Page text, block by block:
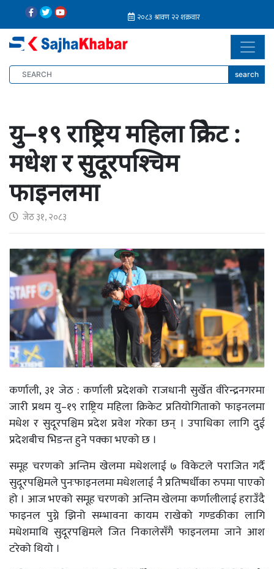
search
यु–१९ राष्ट्रिय महिला क्रिकेट :
मधेश र सुदूरपश्चिम
फाइनलमा
जेठ ३१, २०८३
कर्णाली, ३१ जेठ : कर्णाली प्रदेशको राजधानी सुर्खेत वीरेन्द्रनगरमा
जारी प्रथम यु–१९ राष्ट्रिय महिला क्रिकेट प्रतियोगिताको फाइनलमा
मधेश र सुदूरपश्चिम प्रदेश प्रवेश गरेका छन् । उपाधिका लागि दुई
प्रदेशबीच भिडन्त हुने पक्का भएको छ ।
समूह चरणको अन्तिम खेलमा मधेशलाई ७ विकेटले पराजित गर्दै
सुदूरपश्चिमले पुनःफाइनलमा मधेशलाई नै प्रतिष्पर्धीका रुपमा पाएको
हो । आज भएको समूह चरणको अन्तिम खेलमा कर्णालीलाई हराउँदै
फाइनल पुग्ने झिनो सम्भावना कायम राखेको गण्डकीका लागि
मधेशमाथि सुदूरपश्चिमले जित निकालेसँगै फाइनलमा जाने आश
टरेको थियो ।